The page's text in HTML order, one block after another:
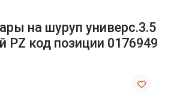
на шуруп универс.3.5
PZ код позиции 0176949